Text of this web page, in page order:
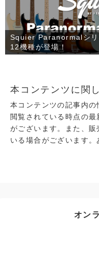
Squier Paranormalシリ
12機種が登場！
本コンテンツに関
本コンテンツの記事内の
閲覧されている時点の
がございます。また、
いる場合がございます。
オン